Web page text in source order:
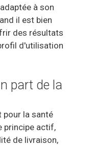
à son
il est bien
des résultats
d'utilisation
part de la
pour la santé
principe actif,
de livraison,